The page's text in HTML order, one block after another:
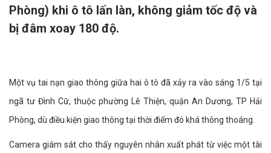
Phòng) khi ô tô lấn làn, không giảm tốc độ và
bị đâm xoay 180 độ.
Một vụ tai nạn giao thông giữa hai ô tô đã xảy ra vào sáng 1/5 tại
ngã tư Đình Cữ, thuộc phường Lê Thiện, quận An Dương, TP Hải
Phòng, dù điều kiện giao thông tại thời điểm đó khá thông thoáng.
Camera giám sát cho thấy nguyên nhân xuất phát từ việc một tài